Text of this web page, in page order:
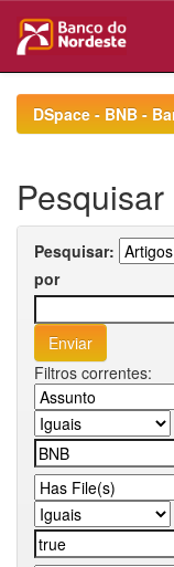
navigationDSpace - BNB -
Pesquisar
Pesquisar:
por
Filtros correntes: